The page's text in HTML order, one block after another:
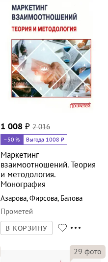
1 008 ₽ 2 016
–50 % Выгода 1008 ₽
Маркетинг
взаимоотношений. Теория
и методология.
Монография
Азарова,Фирсова, Балова
Прометей
В КОРЗИНУ
29 фото